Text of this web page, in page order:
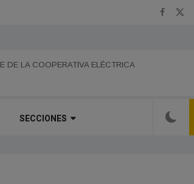
UNA GRAN JORNADA FERIAL Y CULTURAL EN EL
SECCIONES